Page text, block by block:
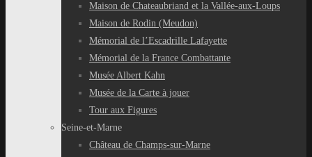
Maison de Chateaubriand et la Vallée-aux-Loups
Maison de Rodin (Meudon)
Mémorial de l’Escadrille Lafayette
Mémorial de la France Combattante
Musée Albert Kahn
Musée de la Carte à jouer
Tour aux Figures
Seine-et-Marne
Château de Champs-sur-Marne